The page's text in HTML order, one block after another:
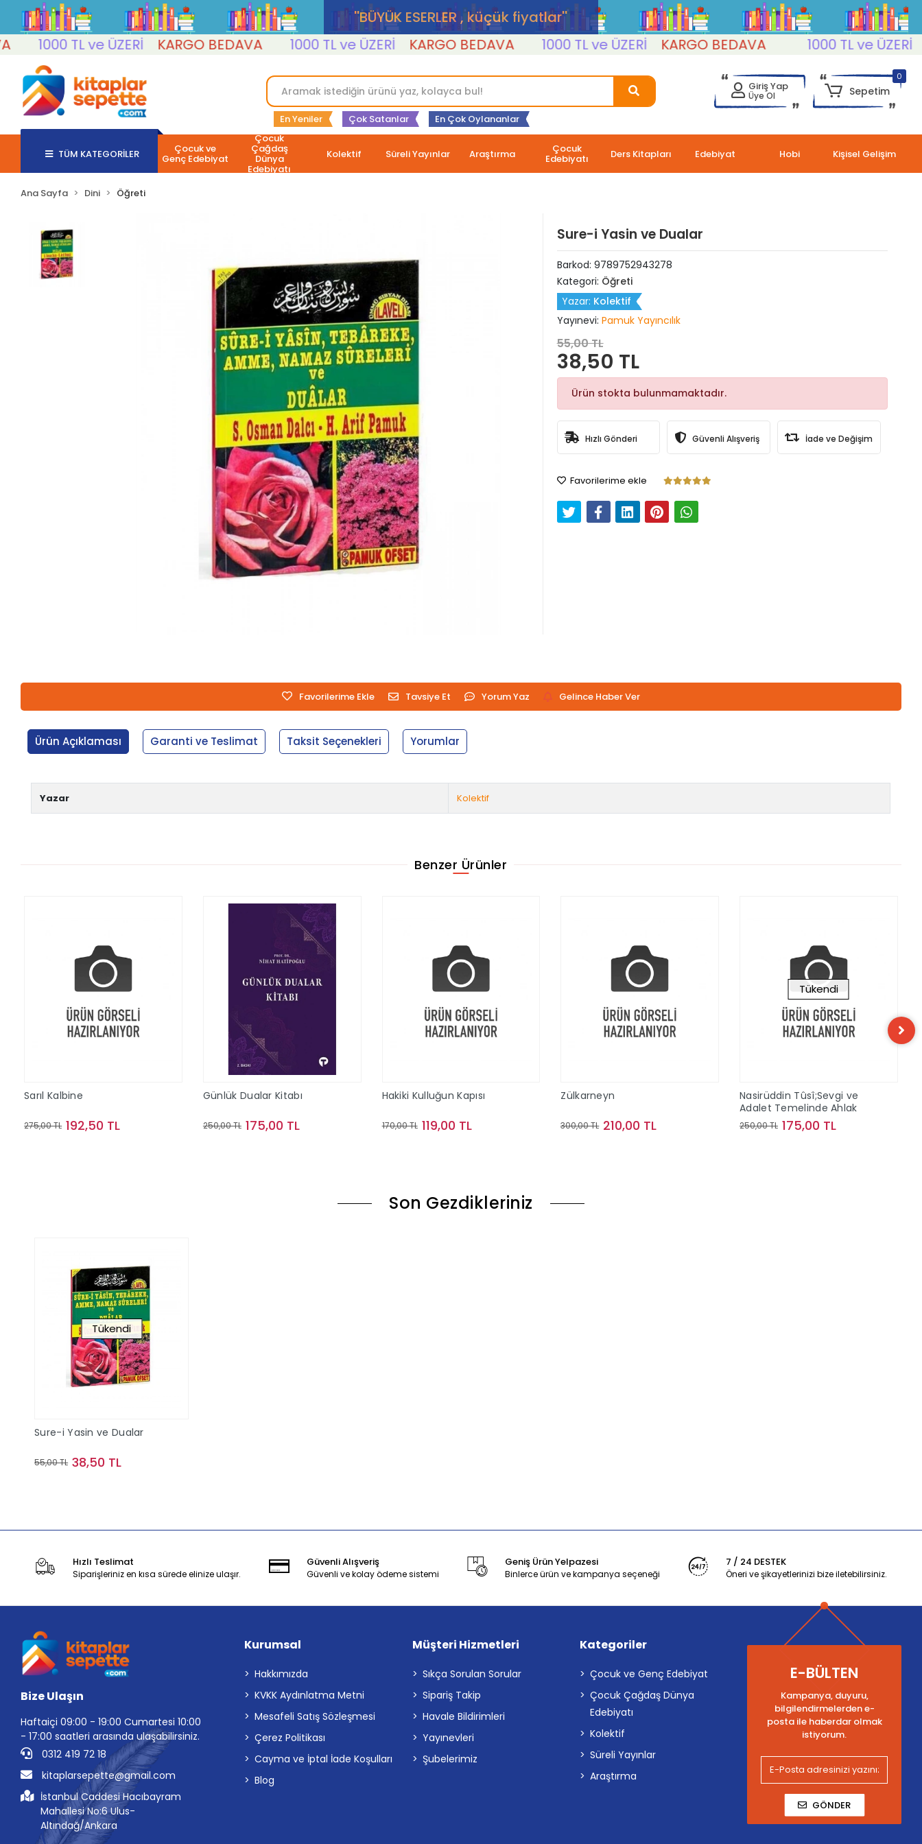
''BÜYÜK ESERLER , küçük fiyatlar''
1000 TL ve ÜZERİ
KARGO BEDAVA 1000 TL ve ÜZERİ KARGO BEDAVA 1000 TL ve ÜZERİ KARGO BEDAVA 1000 TL ve ÜZERİ
En Yeniler Çok Satanlar En Çok Oylananlar
Giriş Yap
Üye Ol
0
Sepetim
TÜM KATEGORİLER Çocuk ve
Genç Edebiyat
Çocuk
Çağdaş
Dünya
Edebiyatı
Kolektif Süreli Yayınlar Araştırma Çocuk
Edebiyatı Ders Kitapları Edebiyat Hobi Kişisel Gelişim
Ana Sayfa Dini Öğreti
Sure-i Yasin ve Dualar
Barkod: 9789752943278
Kategori: Öğreti
Yazar: Kolektif
Yayınevi: Pamuk Yayıncılık
55,00 TL
38,50 TL
Ürün stokta bulunmamaktadır.
Hızlı Gönderi Güvenli Alışveriş İade ve Değişim
Favorilerime ekle
Favorilerime Ekle Tavsiye Et Yorum Yaz Gelince Haber Ver
Ürün Açıklaması Garanti ve Teslimat Taksit Seçenekleri Yorumlar
Yazar Kolektif
Benzer Ürünler
Sarıl Kalbine
275,00 TL 192,50 TL
Günlük Dualar Kitabı
250,00 TL 175,00 TL
Hakiki Kulluğun Kapısı
170,00 TL 119,00 TL
Zülkarneyn
300,00 TL 210,00 TL
Tükendi
Nasirüddin Tûsî;Sevgi ve
Adalet Temelinde Ahlak
250,00 TL 175,00 TL
Son Gezdikleriniz
Tükendi
Sure-i Yasin ve Dualar
55,00 TL 38,50 TL
Hızlı Teslimat
Siparişleriniz en kısa sürede elinize ulaşır.
Güvenli Alışveriş
Güvenli ve kolay ödeme sistemi
Geniş Ürün Yelpazesi
Binlerce ürün ve kampanya seçeneği
7 / 24 DESTEK
Öneri ve şikayetlerinizi bize iletebilirsiniz.
Bize Ulaşın
Haftaiçi 09:00 - 19:00 Cumartesi 10:00
- 17:00 saatleri arasında ulaşabilirsiniz.
0312 419 72 18
kitaplarsepette@gmail.com
İstanbul Caddesi Hacıbayram
Mahallesi No:6 Ulus-
Altındağ/Ankara
Kurumsal
Hakkımızda
KVKK Aydınlatma Metni
Mesafeli Satış Sözleşmesi
Çerez Politikası
Cayma ve İptal İade Koşulları
Blog
Müşteri Hizmetleri
Sıkça Sorulan Sorular
Sipariş Takip
Havale Bildirimleri
Yayınevleri
Şubelerimiz
Kategoriler
Çocuk ve Genç Edebiyat
Çocuk Çağdaş Dünya
Edebiyatı
Kolektif
Süreli Yayınlar
Araştırma
E-BÜLTEN
Kampanya, duyuru,
bilgilendirmelerden e-
posta ile haberdar olmak
istiyorum.
GÖNDER